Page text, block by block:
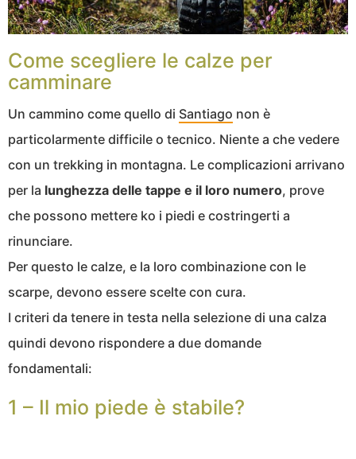
Come scegliere le calze per
camminare
Un cammino come quello di Santiago non è
particolarmente difficile o tecnico. Niente a che vedere
con un trekking in montagna. Le complicazioni arrivano
per la lunghezza delle tappe e il loro numero, prove
che possono mettere ko i piedi e costringerti a
rinunciare.
Per questo le calze, e la loro combinazione con le
scarpe, devono essere scelte con cura.
I criteri da tenere in testa nella selezione di una calza
quindi devono rispondere a due domande
fondamentali:
1 – Il mio piede è stabile?